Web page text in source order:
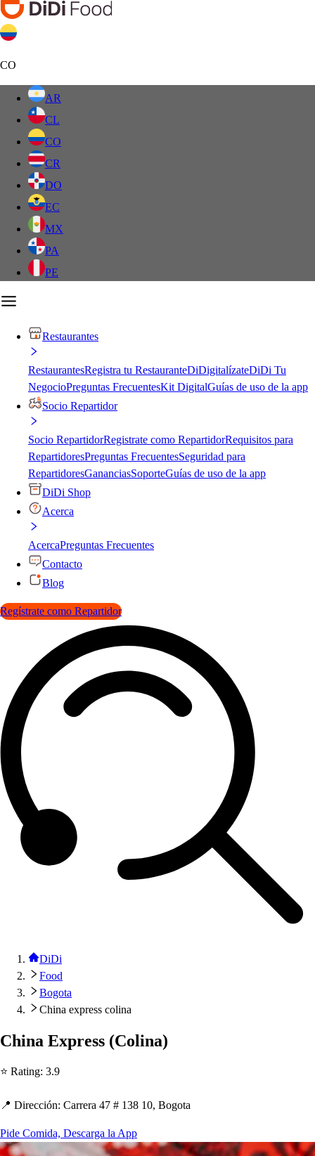
CO
AR
CL
CO
CR
DO
EC
MX
PA
PE
Restaurantes
RestaurantesRegistra tu RestauranteDiDigitalízateDiDi Tu
NegocioPreguntas FrecuentesKit DigitalGuías de uso de la app
Socio Repartidor
Socio RepartidorRegistrate como RepartidorRequisitos para
RepartidoresPreguntas FrecuentesSeguridad para
RepartidoresGananciasSoporteGuías de uso de la app
DiDi Shop
Acerca
AcercaPreguntas Frecuentes
Contacto
Blog
Regístrate como Repartidor
DiDi
Food
Bogota
China express colina
China Express (Colina)
⭐ Rating: 3.9
📍 Dirección: Carrera 47 # 138 10, Bogota
Pide Comida, Descarga la App